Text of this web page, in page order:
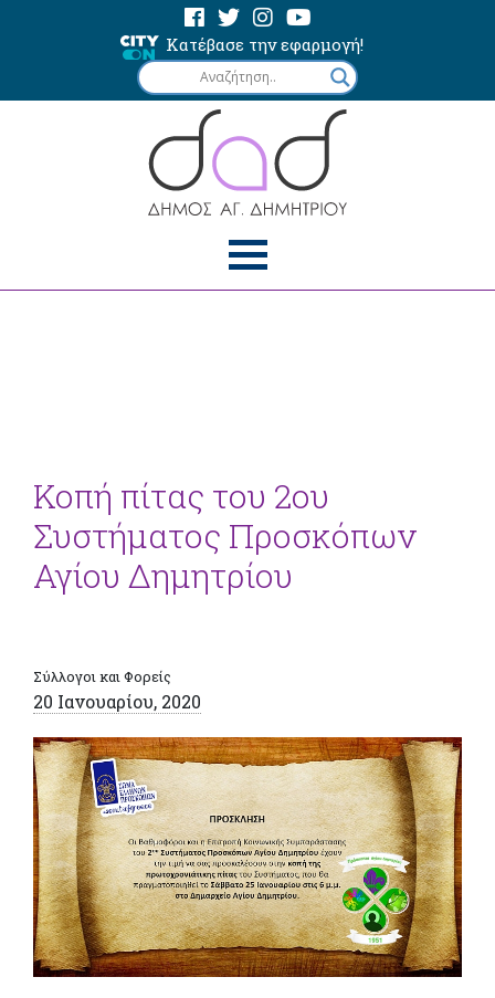
Κατέβασε την εφαρμογή!
Κοπή πίτας του 2ου
Συστήματος Προσκόπων
Αγίου Δημητρίου
Σύλλογοι και Φορείς
20 Ιανουαρίου, 2020